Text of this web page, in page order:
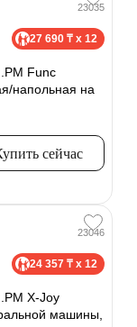
23035
27 690 ₸ x 12
Func
напольная на
сейчас
23046
24 357 ₸ x 12
X-Joy
машины,